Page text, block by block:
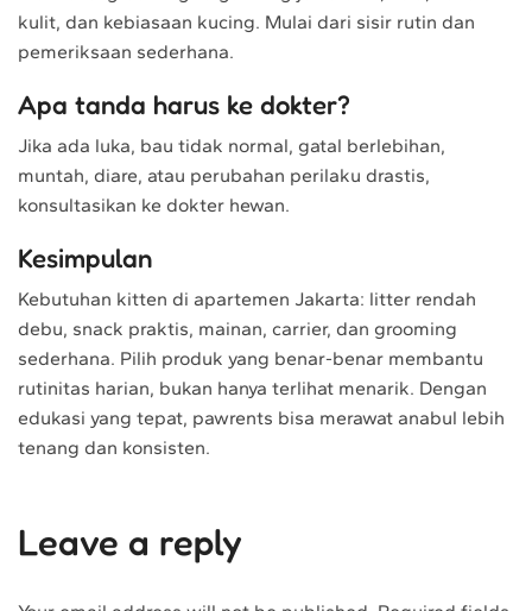
kulit, dan kebiasaan kucing. Mulai dari sisir rutin dan
pemeriksaan sederhana.
Apa tanda harus ke dokter?
Jika ada luka, bau tidak normal, gatal berlebihan,
muntah, diare, atau perubahan perilaku drastis,
konsultasikan ke dokter hewan.
Kesimpulan
Kebutuhan kitten di apartemen Jakarta: litter rendah
debu, snack praktis, mainan, carrier, dan grooming
sederhana. Pilih produk yang benar-benar membantu
rutinitas harian, bukan hanya terlihat menarik. Dengan
edukasi yang tepat, pawrents bisa merawat anabul lebih
tenang dan konsisten.
Leave a reply